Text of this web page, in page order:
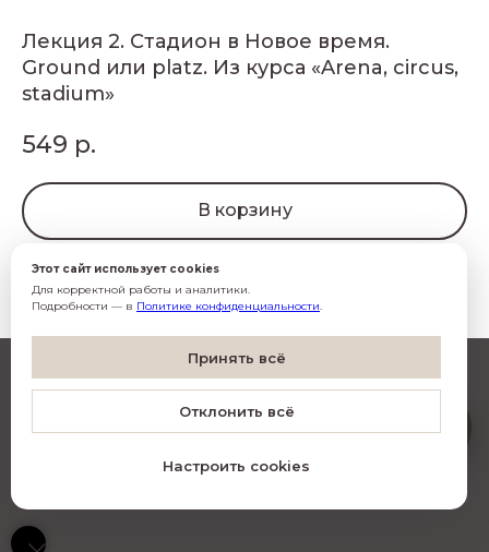
Этот сайт использует cookies
Для корректной работы и аналитики.
Подробности — в Политике конфиденциальности.
Принять всё
Отклонить всё
Настроить cookies
O
Согласен(-на) собработкой данных
Согласен(-на) на
Лекция 2. Стадион в Новое время.
Ground или platz. Из курса «Arena, circus,
stadium»
549 р.
В корзину
© Все права защищены•Фото Алексей Сильников